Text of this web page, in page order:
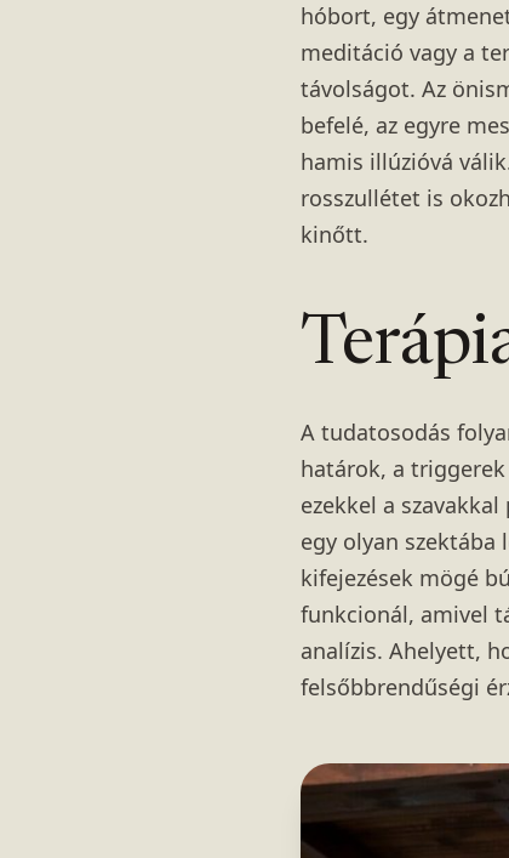
hóbort, egy
meditáció vagy a
távolságot. Az
befelé, az egyre
hamis illúzióvá
rosszullétet is
kinőtt.
A tudatosodás
határok, a
ezekkel a
egy olyan
kifejezések mögé
funkcionál, amivel
analízis. Ahelyett,
felsőbbrendűségi